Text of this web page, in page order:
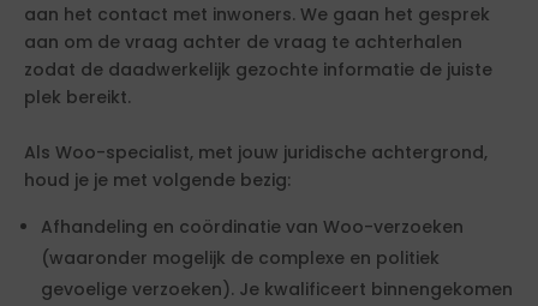
aan het contact met inwoners. We gaan het gesprek
aan om de vraag achter de vraag te achterhalen
zodat de daadwerkelijk gezochte informatie de juiste
plek bereikt.
Als Woo-specialist, met jouw juridische achtergrond,
houd je je met volgende bezig:
Afhandeling en coördinatie van Woo-verzoeken
(waaronder mogelijk de complexe en politiek
gevoelige verzoeken). Je kwalificeert binnengekomen